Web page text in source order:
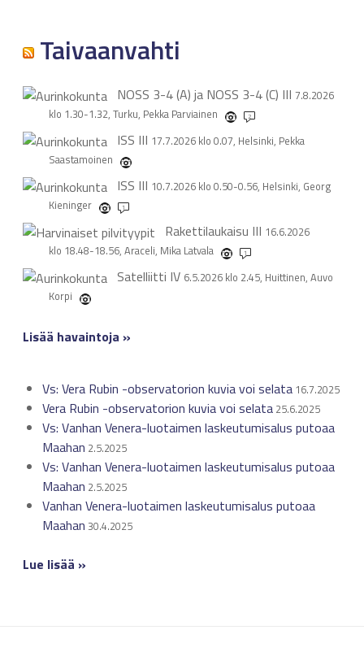
Taivaanvahti
NOSS 3-4 (A) ja NOSS 3-4 (C) III 7.8.2026
klo 1.30-1.32, Turku, Pekka Parviainen 2
ISS III 17.7.2026 klo 0.07, Helsinki, Pekka
Saastamoinen
ISS III 10.7.2026 klo 0.50-0.56, Helsinki, Georg
Kieninger 1
Rakettilaukaisu III 16.6.2026
klo 18.48-18.56, Araceli, Mika Latvala 1
Satelliitti IV 6.5.2026 klo 2.45, Huittinen, Auvo
Korpi
Lisää havaintoja »
Vs: Vera Rubin -observatorion kuvia voi selata 16.7.2025
Vera Rubin -observatorion kuvia voi selata 25.6.2025
Vs: Vanhan Venera-luotaimen laskeutumisalus putoaa
Maahan 2.5.2025
Vs: Vanhan Venera-luotaimen laskeutumisalus putoaa
Maahan 2.5.2025
Vanhan Venera-luotaimen laskeutumisalus putoaa
Maahan 30.4.2025
Lue lisää »